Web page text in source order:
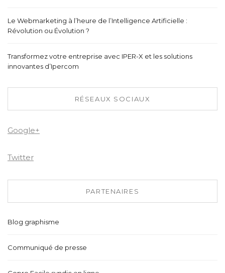
Le Webmarketing à l’heure de l’Intelligence Artificielle :
Révolution ou Évolution ?
Transformez votre entreprise avec IPER-X et les solutions
innovantes d’Ipercom
RÉSEAUX SOCIAUX
Google+
Twitter
PARTENAIRES
Blog graphisme
Communiqué de presse